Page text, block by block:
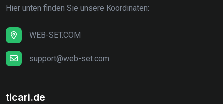
Hier unten finden Sie unsere Koordinaten:
WEB-SET.COM
support@web-set.com
ticari.de